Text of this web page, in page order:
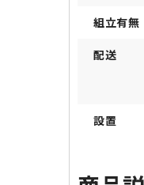
組立有無
配送
設置